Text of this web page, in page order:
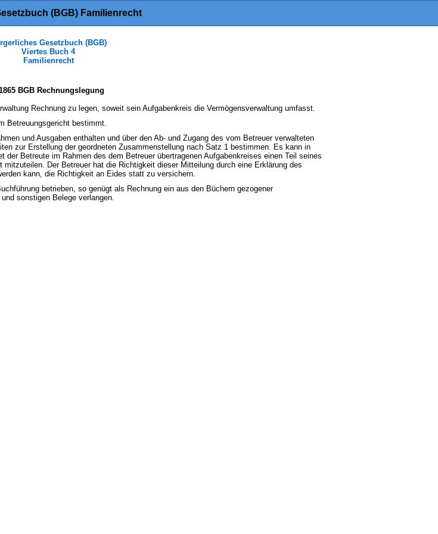
(BGB) Familienrecht
Gesetzbuch (BGB)
Viertes Buch 4
Familienrecht
BGB Rechnungslegung
Rechnung zu legen, soweit sein Aufgabenkreis die Vermögensverwaltung umfasst.
Betreuungsgericht bestimmt.
und Ausgaben enthalten und über den Ab- und Zugang des vom Betreuer verwalteten
zur Erstellung der geordneten Zusammenstellung nach Satz 1 bestimmen. Es kann in
Betreute im Rahmen des dem Betreuer übertragenen Aufgabenkreises einen Teil seines
Der Betreuer hat die Richtigkeit dieser Mitteilung durch eine Erklärung des
kann, die Richtigkeit an Eides statt zu versichern.
betrieben, so genügt als Rechnung ein aus den Büchern gezogener
sonstigen Belege verlangen.